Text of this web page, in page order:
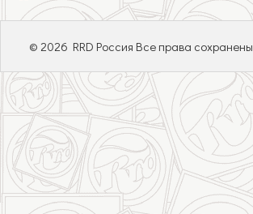
© 2026 RRD Россия Все права